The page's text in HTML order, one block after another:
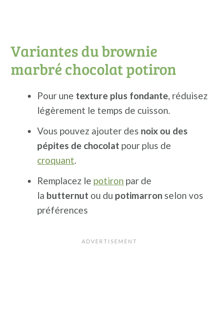
Variantes du brownie
marbré chocolat potiron
Pour une texture plus fondante, réduisez
légèrement le temps de cuisson.
Vous pouvez ajouter des noix ou des
pépites de chocolat pour plus de
croquant.
Remplacez le potiron par de
la butternut ou du potimarron selon vos
préférences